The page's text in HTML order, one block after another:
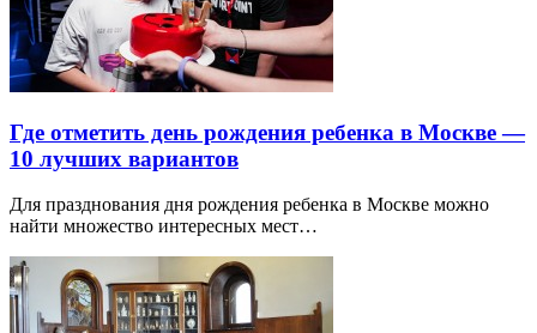
Где отметить день рождения ребенка в Москве —
10 лучших вариантов
Для празднования дня рождения ребенка в Москве можно
найти множество интересных мест…